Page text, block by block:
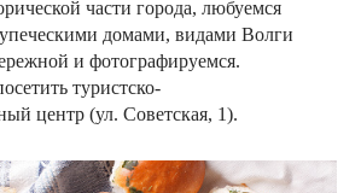
части города, любуемся
домами, видами Волги
и фотографируемся.
туристско-
центр (ул. Советская, 1).